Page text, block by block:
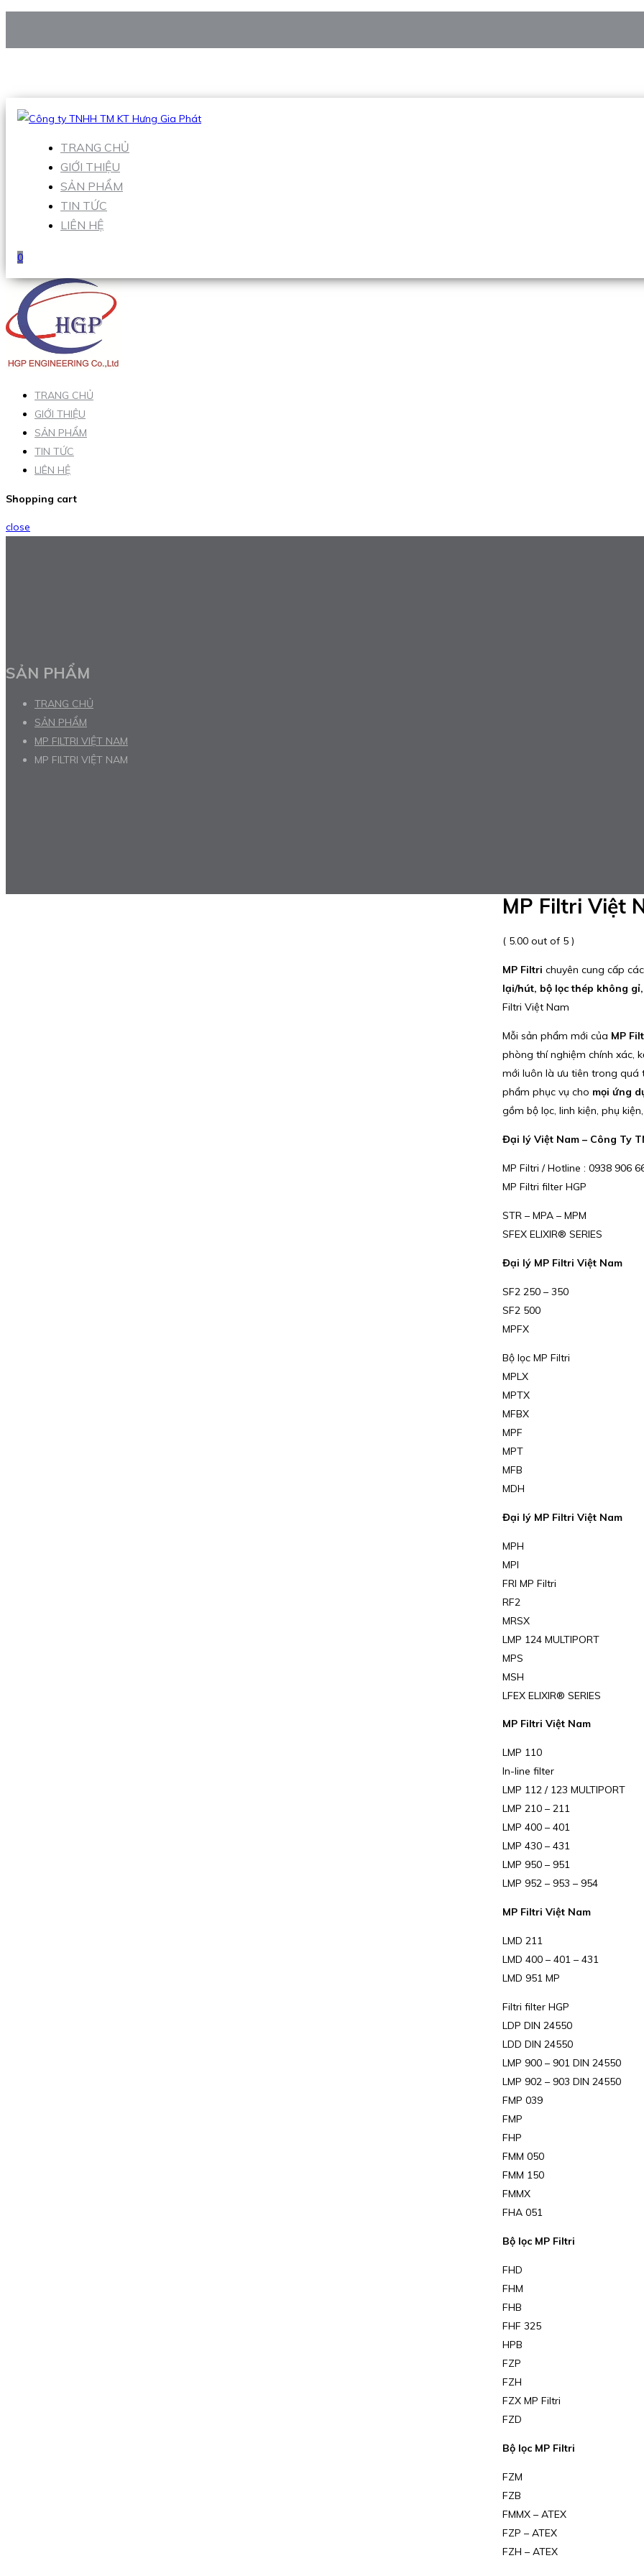
Hotline:0938 906 663
TRANG CHỦ
GIỚI THIỆU
SẢN PHẨM
TIN TỨC
LIÊN HỆ
0
TRANG CHỦ
GIỚI THIỆU
SẢN PHẨM
TIN TỨC
LIÊN HỆ
Shopping cart
close
SẢN PHẨM
TRANG CHỦ
SẢN PHẨM
MP FILTRI VIỆT NAM
MP FILTRI VIỆT NAM
MP Filtri Việt
( 5.00 out of 5 )
MP Filtri chuyên cung cấp
lại/hút, bộ lọc thép không
Filtri Việt Nam
Mỗi sản phẩm mới của MP
phòng thí nghiệm chính xác,
mới luôn là ưu tiên trong quá
phẩm phục vụ cho mọi ứng
gồm bộ lọc, linh kiện, phụ
Đại lý Việt Nam – Công Ty
MP Filtri / Hotline : 0938 906
MP Filtri filter HGP
STR – MPA – MPM
SFEX ELIXIR® SERIES
Đại lý MP Filtri Việt Nam
SF2 250 – 350
SF2 500
MPFX
Bộ lọc MP Filtri
MPLX
MPTX
MFBX
MPF
MPT
MFB
MDH
Đại lý MP Filtri Việt Nam
MPH
MPI
FRI MP Filtri
RF2
MRSX
LMP 124 MULTIPORT
MPS
MSH
LFEX ELIXIR® SERIES
MP Filtri Việt Nam
LMP 110
In-line filter
LMP 112 / 123 MULTIPORT
LMP 210 – 211
LMP 400 – 401
LMP 430 – 431
LMP 950 – 951
LMP 952 – 953 – 954
MP Filtri Việt Nam
LMD 211
LMD 400 – 401 – 431
LMD 951 MP
Filtri filter HGP
LDP DIN 24550
LDD DIN 24550
LMP 900 – 901 DIN 24550
LMP 902 – 903 DIN 24550
FMP 039
FMP
FHP
FMM 050
FMM 150
FMMX
FHA 051
Bộ lọc MP Filtri
FHD
FHM
FHB
FHF 325
HPB
FZP
FZH
FZX MP Filtri
FZD
Bộ lọc MP Filtri
FZM
FZB
FMMX – ATEX
FZP – ATEX
FZH – ATEX